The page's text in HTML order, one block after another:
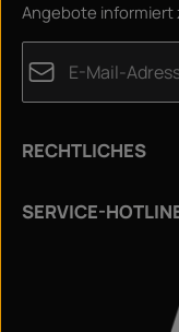
Angebote informiert
Ich habe die
ihnen
Zeichen ein*
Die mit einem
RECHTLICHES
SERVICE-